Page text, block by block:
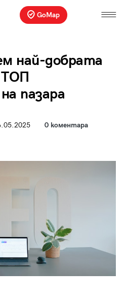
GoMap
най-добрата
ТОП
пазара
0 коментара